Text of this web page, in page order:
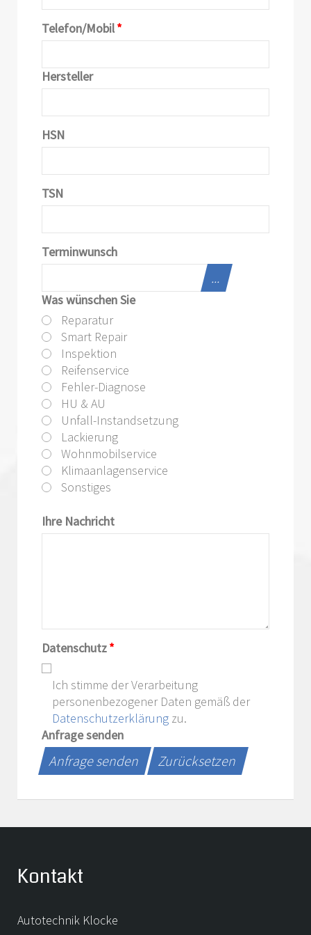
Telefon/Mobil*
Hersteller
HSN
TSN
Terminwunsch
...
Was wünschen Sie
Reparatur
Smart Repair
Inspektion
Reifenservice
Fehler-Diagnose
HU & AU
Unfall-Instandsetzung
Lackierung
Wohnmobilservice
Klimaanlagenservice
Sonstiges
Ihre Nachricht
Datenschutz*
Ich stimme der Verarbeitung
personenbezogener Daten gemäß der
Datenschutzerklärung zu.
Anfrage senden
Anfrage senden Zurücksetzen
Kontakt
Autotechnik Klocke